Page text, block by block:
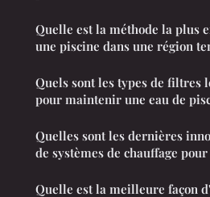
Quelle est la méthode la plus
une piscine dans une région
Quels sont les types de filtres
pour maintenir une eau de
Quelles sont les dernières
de systèmes de chauffage
Quelle est la meilleure façon